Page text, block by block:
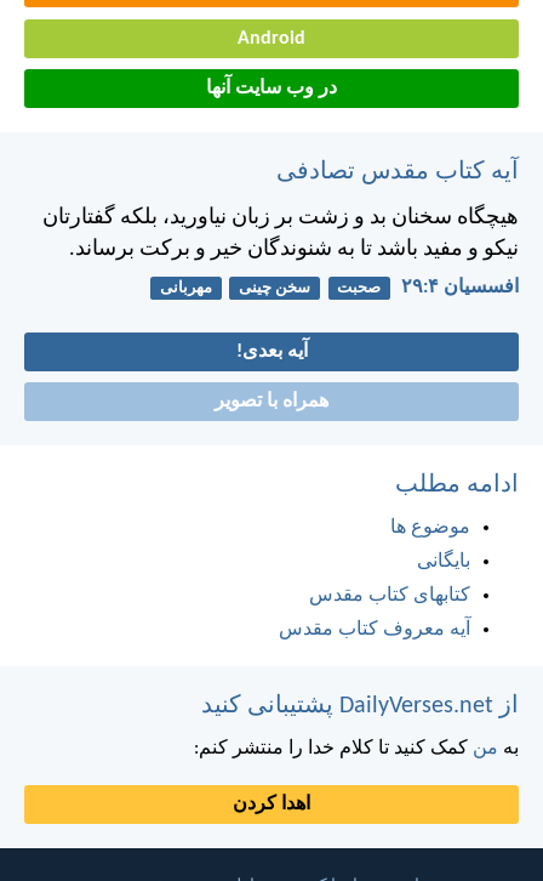
Android
در وب سایت آنها
آیه کتاب مقدس تصادفی
هيچگاه سخنان بد و زشت بر زبان نياوريد، بلكه گفتارتان
نيكو و مفيد باشد تا به شنوندگان خير و بركت برساند.
افسسیان ۴:‏۲۹ صحبت سخن چینی مهربانی
آیه بعدی!
همراه با تصویر
ادامه مطلب
موضوع ها
بایگانی
کتابهای کتاب مقدس
آیه معروف کتاب مقدس
از DailyVerses.net پشتیبانی کنید
به من کمک کنید تا کلام خدا را منتشر کنم:
اهدا کردن